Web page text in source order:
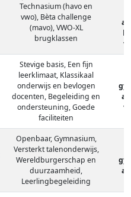
Technasium (havo en
vwo), Bèta challenge
(mavo), VWO-XL
brugklassen
Stevige basis, Een fijn
leerklimaat, Klassikaal
onderwijs en bevlogen
docenten, Begeleiding en
ondersteuning, Goede
faciliteiten
Openbaar, Gymnasium,
Versterkt talenonderwijs,
Wereldburgerschap en
duurzaamheid,
Leerlingbegeleiding